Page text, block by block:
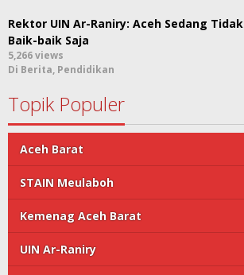
Rektor UIN Ar-Raniry: Aceh Sedang Tidak
Baik-baik Saja
5,266 views
Di Berita, Pendidikan
Topik Populer
Aceh Barat
STAIN Meulaboh
Kemenag Aceh Barat
UIN Ar-Raniry